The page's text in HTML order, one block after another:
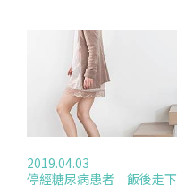
2019.04.03
停經糖尿病患者 飯後走